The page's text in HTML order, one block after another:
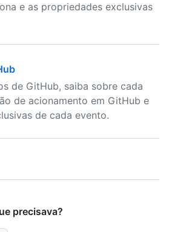
e as propriedades exclusivas
de GitHub, saiba sobre cada
de acionamento em GitHub e
de cada evento.
precisava?